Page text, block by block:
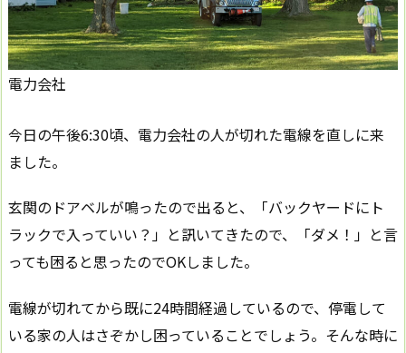
電力会社
今日の午後6:30頃、電力会社の人が切れた電線を直しに来
ました。
玄関のドアベルが鳴ったので出ると、「バックヤードにト
ラックで入っていい？」と訊いてきたので、「ダメ！」と言
っても困ると思ったのでOKしました。
電線が切れてから既に24時間経過しているので、停電して
いる家の人はさぞかし困っていることでしょう。そんな時に